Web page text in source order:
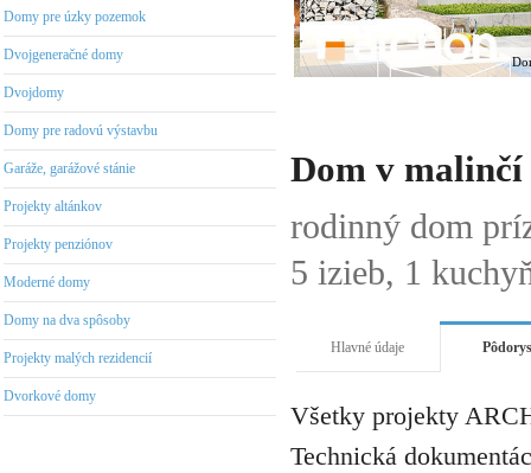
Domy pre úzky pozemok
Dvojgeneračné domy
Dvojdomy
Domy pre radovú výstavbu
Garáže, garážové stánie
Projekty altánkov
Projekty penziónov
Moderné domy
Domy na dva spôsoby
Projekty malých rezidencií
Dvorkové domy
Dom v
rodinný dom
5 izieb, 1
Hlavné údaje
Všetky projekty
Technická